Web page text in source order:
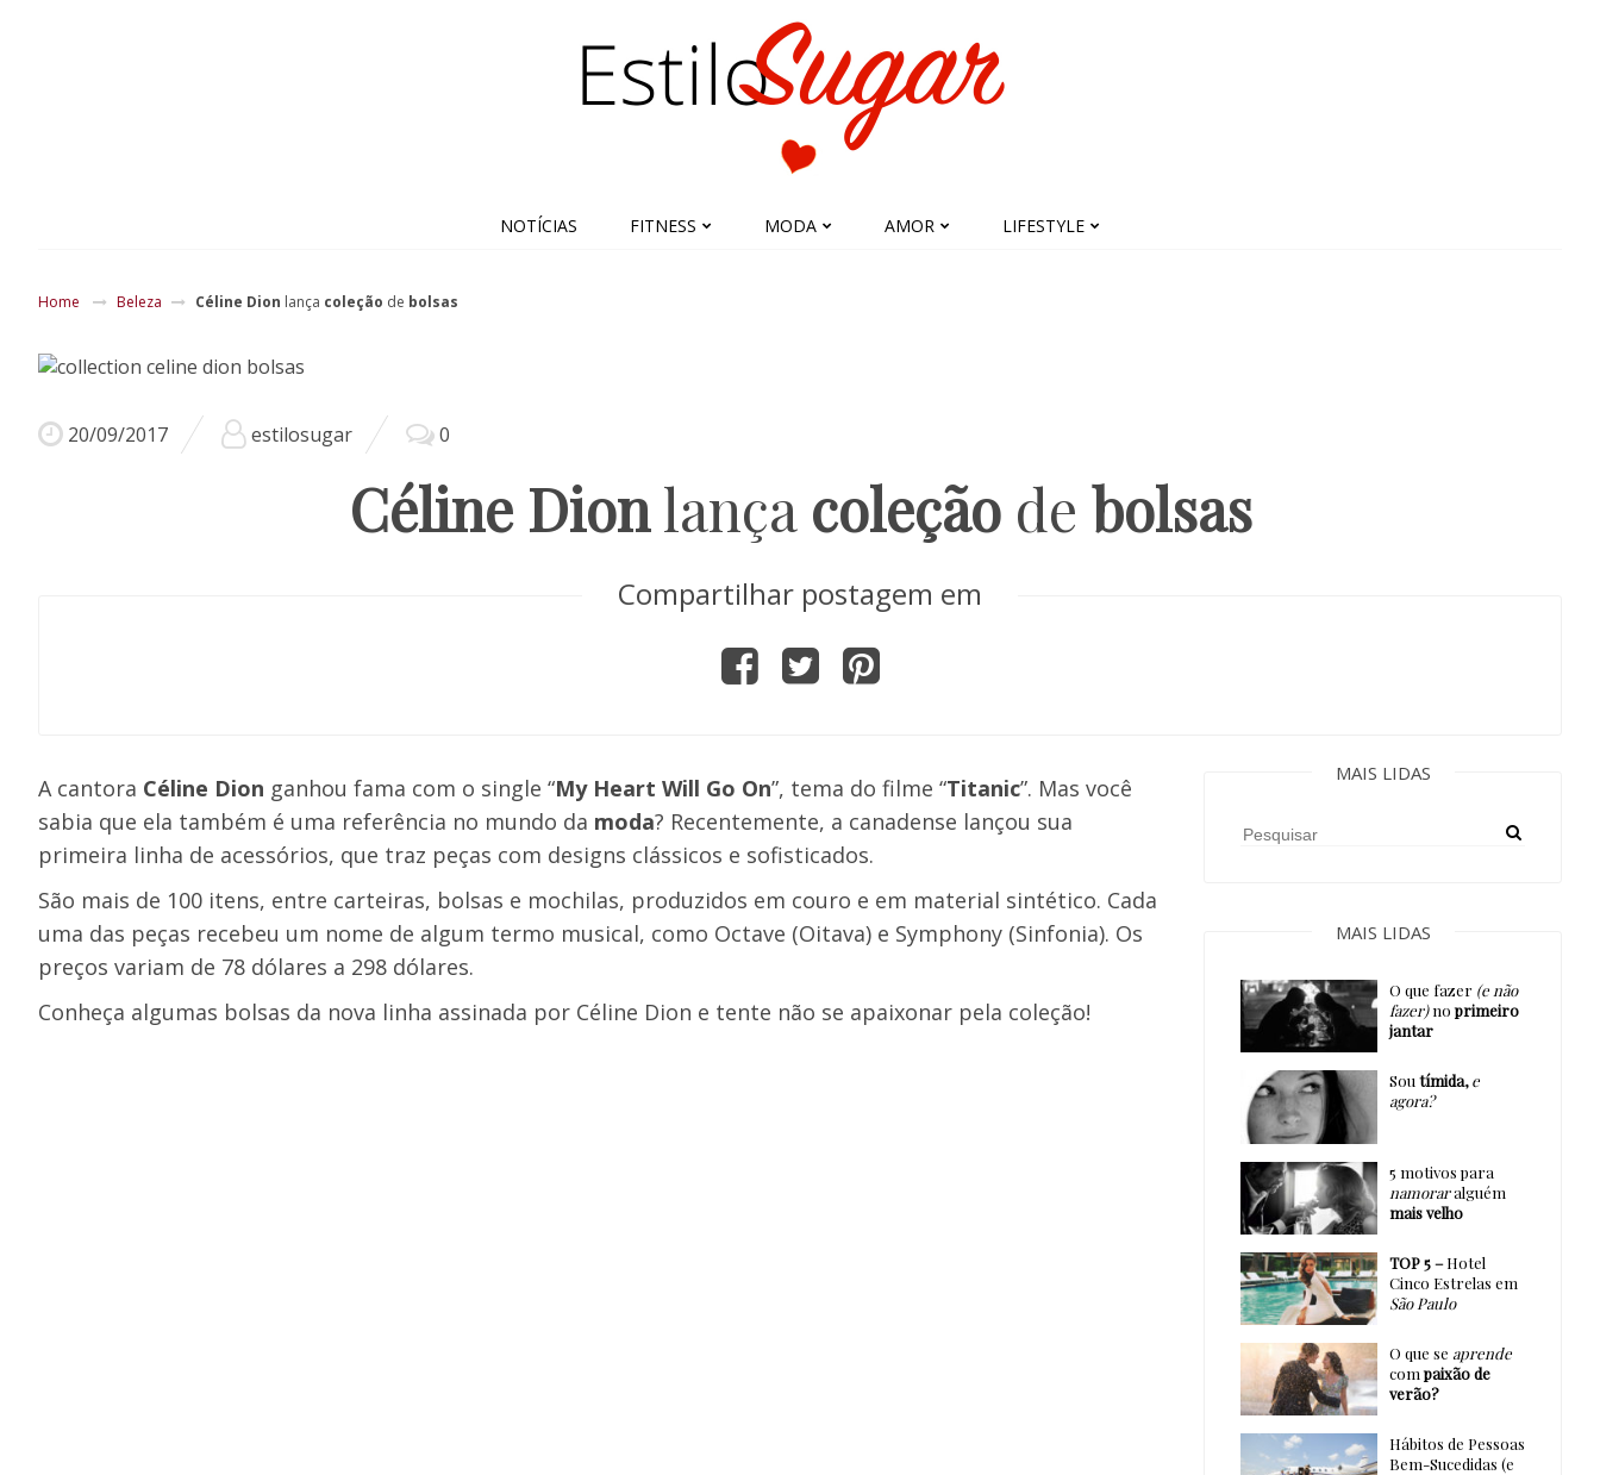
NOTÍCIAS FITNESS MODA AMOR LIFESTYLE
Home Beleza Céline Dion lança coleção de bolsas
20/09/2017 estilosugar 0
Céline Dionlança coleçãode bolsas
Compartilhar postagem em
A cantora Céline Dion ganhou fama com o single “My Heart Will Go On”, tema do filme “Titanic”. Mas você
sabia que ela também é uma referência no mundo da moda? Recentemente, a canadense lançou sua
primeira linha de acessórios, que traz peças com designs clássicos e sofisticados.
São mais de 100 itens, entre carteiras, bolsas e mochilas, produzidos em couro e em material sintético. Cada
uma das peças recebeu um nome de algum termo musical, como Octave (Oitava) e Symphony (Sinfonia). Os
preços variam de 78 dólares a 298 dólares.
Conheça algumas bolsas da nova linha assinada por Céline Dion e tente não se apaixonar pela coleção!
MAIS LIDAS
MAIS LIDAS
O que fazer (e não
fazer)noprimeiro
jantar
Sou tímida, e
agora?
5 motivos para
namoraralguém
mais velho
TOP 5 –Hotel
Cinco Estrelas em
São Paulo
O que se aprende
compaixão de
verão?
Hábitos de Pessoas
Bem-Sucedidas (e